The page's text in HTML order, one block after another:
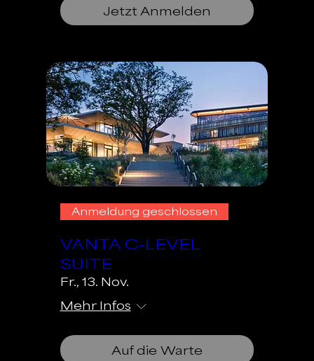
Jetzt Anmelden
Anmeldung geschlossen
VANTA C-LEVEL
SUITE
Fr., 13. Nov.
Mehr Infos
Auf die Warte